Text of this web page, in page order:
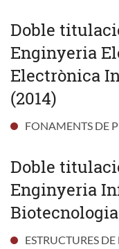
Doble
Enginyeria
Electrònica
(2014)
FONAMENTS DE
Doble
Enginyeria
Biotecnologia
ESTRUCTURES